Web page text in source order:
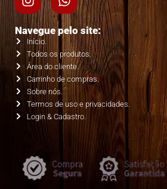
Navegue pelo site:
Início.
Todos os produtos.
Área do cliente.
Carrinho de compras.
Sobre nós.
Termos de uso e privacidades.
Login & Cadastro.